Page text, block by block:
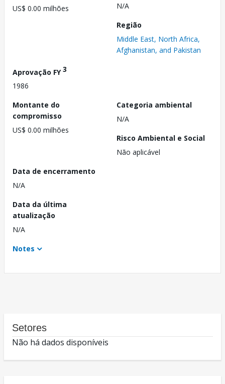
US$ 0.00 milhões
N/A
Região
Middle East, North Africa,
Afghanistan, and Pakistan
Aprovação FY3
1986
Montante do
compromisso
US$ 0.00 milhões
Categoria ambiental
N/A
Risco Ambiental e Social
Não aplicável
Data de encerramento
N/A
Data da última
atualização
N/A
Notes
Setores
Não há dados disponíveis